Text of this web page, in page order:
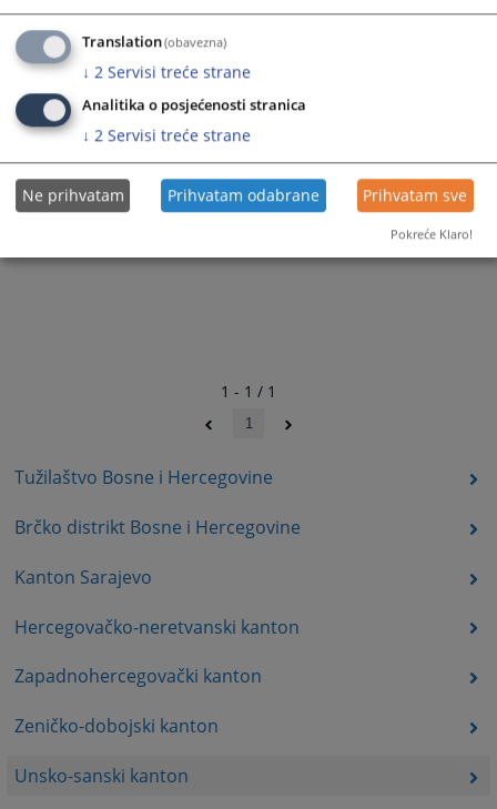
Tužilaštvo Bosne i Hercegovine
Brčko distrikt Bosne i Hercegovine
Kanton Sarajevo
Hercegovačko-neretvanski kanton
Zapadnohercegovački kanton
Zeničko-dobojski kanton
Unsko-sanski kanton
1 - 1 / 1
1
Translation(obavezna)
↓ 2 Servisi treće strane
Analitika o posjećenosti stranica
↓ 2 Servisi treće strane
Ne prihvatam Prihvatam odabrane Prihvatam sve
Pokreće Klaro!